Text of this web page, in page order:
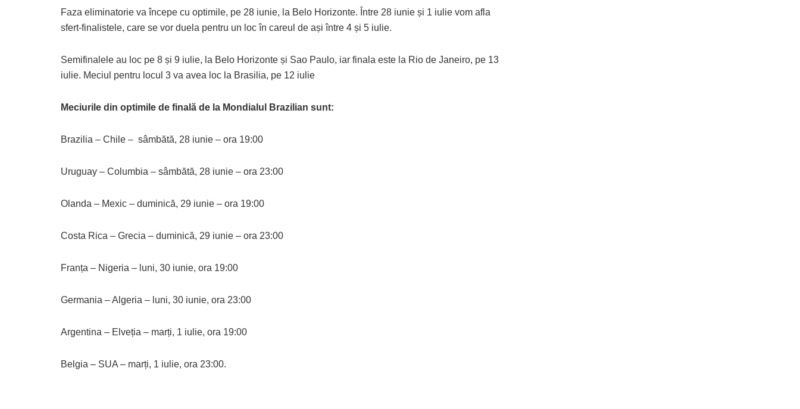
Faza eliminatorie va începe cu optimile, pe 28 iunie, la Belo Horizonte. Între 28 iunie și 1 iulie vom afla
sfert-finalistele, care se vor duela pentru un loc în careul de ași între 4 și 5 iulie.
Semifinalele au loc pe 8 și 9 iulie, la Belo Horizonte și Sao Paulo, iar finala este la Rio de Janeiro, pe 13
iulie. Meciul pentru locul 3 va avea loc la Brasilia, pe 12 iulie
Meciurile din optimile de finală de la Mondialul Brazilian sunt:
Brazilia – Chile – sâmbătă, 28 iunie – ora 19:00
Uruguay – Columbia – sâmbătă, 28 iunie – ora 23:00
Olanda – Mexic – duminică, 29 iunie – ora 19:00
Costa Rica – Grecia – duminică, 29 iunie – ora 23:00
Franța – Nigeria – luni, 30 iunie, ora 19:00
Germania – Algeria – luni, 30 iunie, ora 23:00
Argentina – Elveția – marți, 1 iulie, ora 19:00
Belgia – SUA – marți, 1 iulie, ora 23:00.